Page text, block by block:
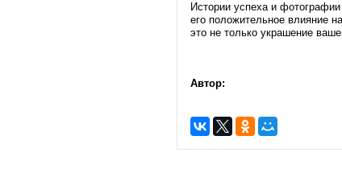
Истории успеха и
его положительное влияние
это не только украшение
Автор: